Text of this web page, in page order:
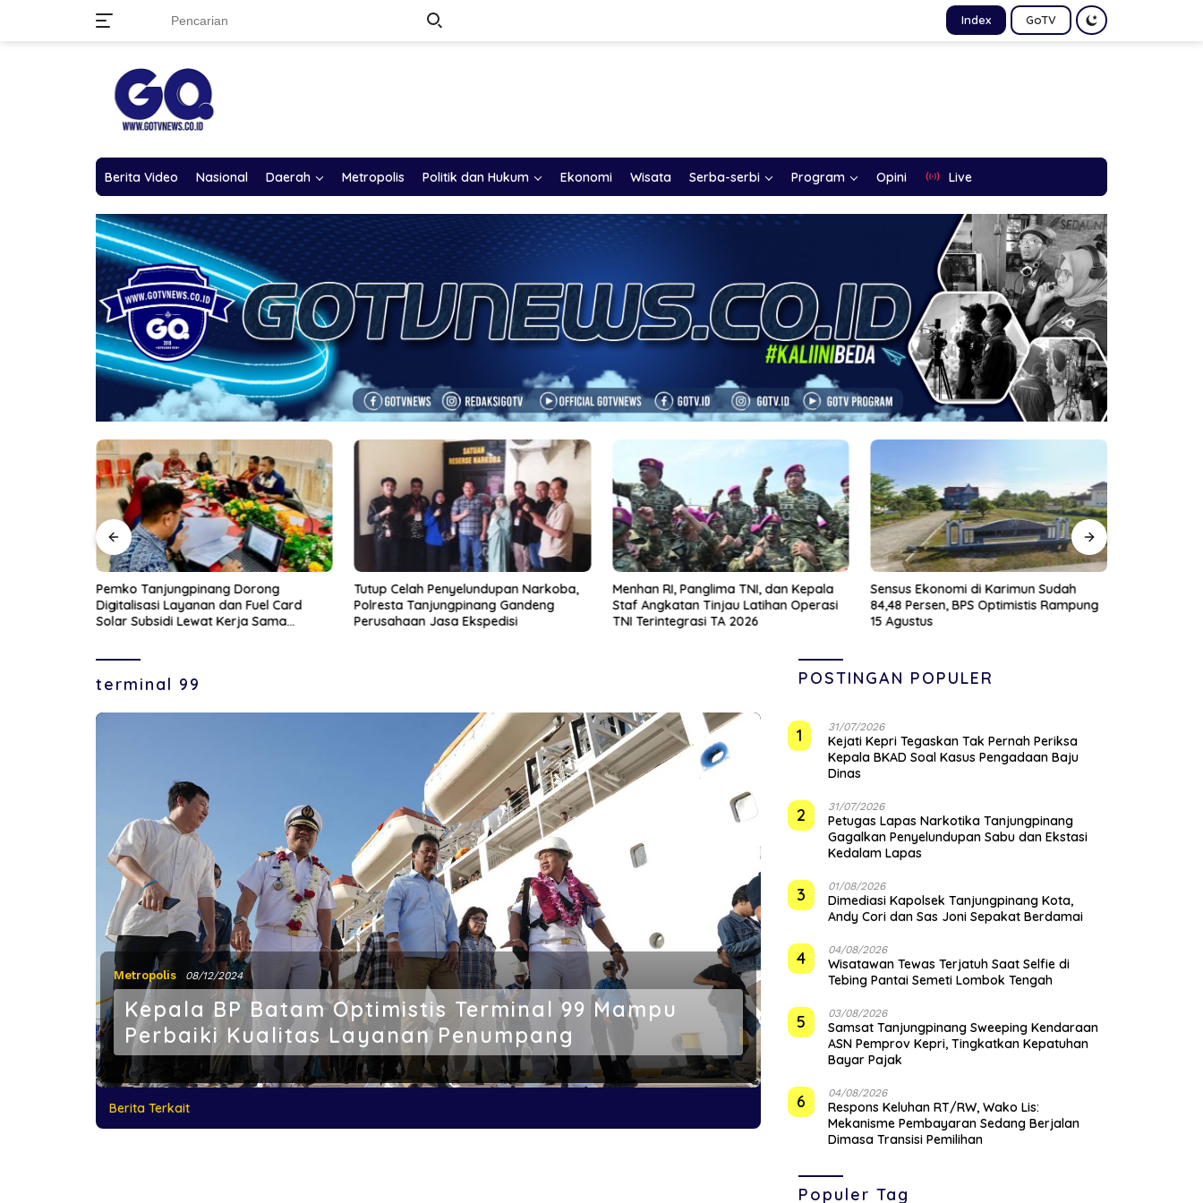
Index GoTV
Berita Video Nasional Daerah Metropolis Politik dan Hukum Ekonomi Wisata Serba-serbi Program Opini Live
Pemko Tanjungpinang Dorong
Digitalisasi Layanan dan Fuel Card
Solar Subsidi Lewat Kerja Sama
Tutup Celah Penyelundupan Narkoba,
Polresta Tanjungpinang Gandeng
Perusahaan Jasa Ekspedisi
Menhan RI, Panglima TNI, dan Kepala
Staf Angkatan Tinjau Latihan Operasi
TNI Terintegrasi TA 2026
Sensus Ekonomi di Karimun Sudah
84,48 Persen, BPS Optimistis Rampung
15 Agustus
terminal 99
Metropolis 08/12/2024
Kepala BP Batam Optimistis Terminal 99 Mampu
Perbaiki Kualitas Layanan Penumpang
Berita Terkait
POSTINGAN POPULER
1 31/07/2026
Kejati Kepri Tegaskan Tak Pernah Periksa
Kepala BKAD Soal Kasus Pengadaan Baju
Dinas
2 31/07/2026
Petugas Lapas Narkotika Tanjungpinang
Gagalkan Penyelundupan Sabu dan Ekstasi
Kedalam Lapas
3 01/08/2026
Dimediasi Kapolsek Tanjungpinang Kota,
Andy Cori dan Sas Joni Sepakat Berdamai
4 04/08/2026
Wisatawan Tewas Terjatuh Saat Selfie di
Tebing Pantai Semeti Lombok Tengah
5 03/08/2026
Samsat Tanjungpinang Sweeping Kendaraan
ASN Pemprov Kepri, Tingkatkan Kepatuhan
Bayar Pajak
6 04/08/2026
‎Respons Keluhan RT/RW, Wako Lis:
Mekanisme Pembayaran Sedang Berjalan
Dimasa Transisi Pemilihan
Populer Tag